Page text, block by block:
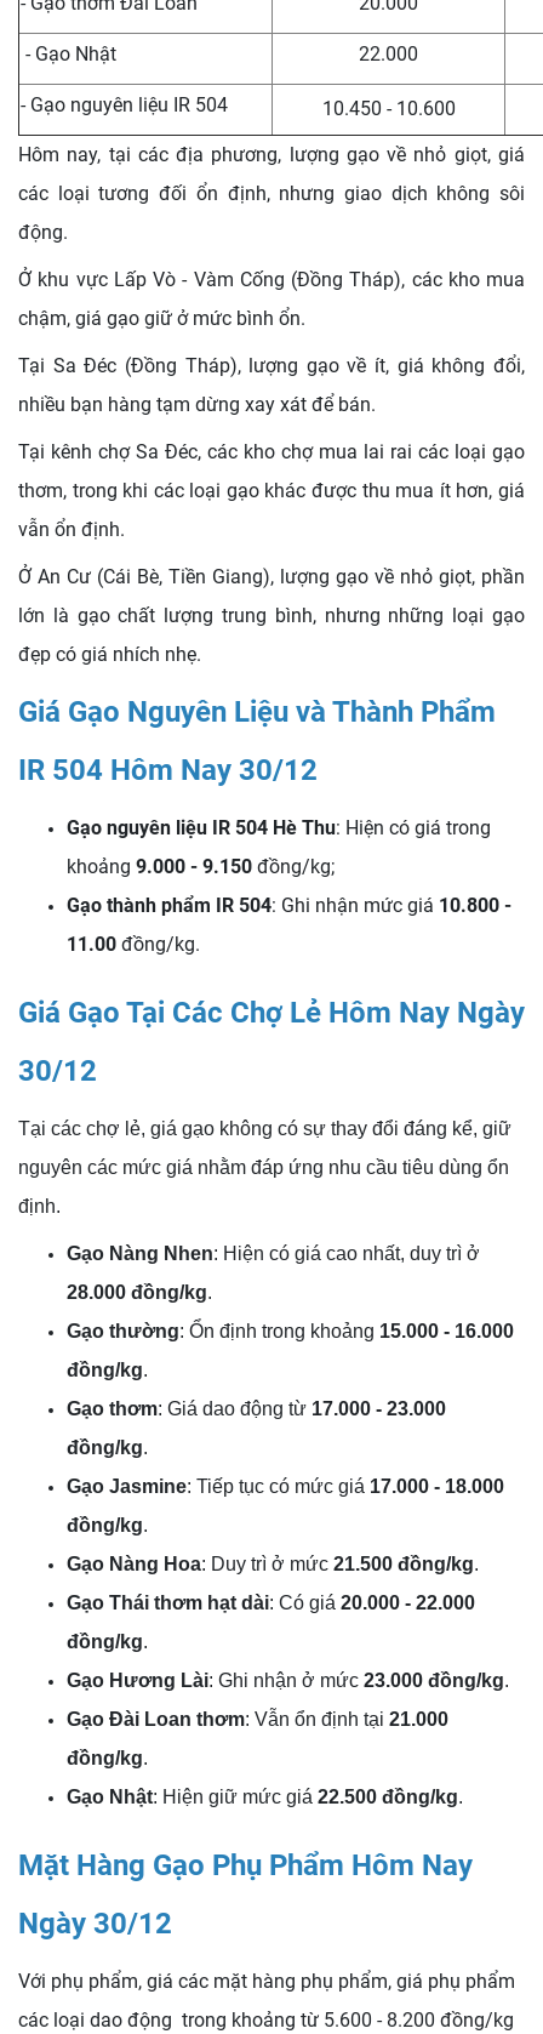
- Gạo Nhật 22.000
- Gạo nguyên liệu IR 504
10.450 - 10.600
Hôm nay, tại các địa phương, lượng gạo về nhỏ giọt, giá
các loại tương đối ổn định, nhưng giao dịch không sôi
động.
Ở khu vực Lấp Vò - Vàm Cống (Đồng Tháp), các kho mua
chậm, giá gạo giữ ở mức bình ổn.
Tại Sa Đéc (Đồng Tháp), lượng gạo về ít, giá không đổi,
nhiều bạn hàng tạm dừng xay xát để bán.
Tại kênh chợ Sa Đéc, các kho chợ mua lai rai các loại gạo
thơm, trong khi các loại gạo khác được thu mua ít hơn, giá
vẫn ổn định.
Ở An Cư (Cái Bè, Tiền Giang), lượng gạo về nhỏ giọt, phần
lớn là gạo chất lượng trung bình, nhưng những loại gạo
đẹp có giá nhích nhẹ.
Giá Gạo Nguyên Liệu và Thành Phẩm
IR 504 Hôm Nay 30/12
Gạo nguyên liệu IR 504 Hè Thu: Hiện có giá trong
khoảng 9.000 - 9.150 đồng/kg;
Gạo thành phẩm IR 504: Ghi nhận mức giá 10.800 -
11.00 đồng/kg.
Giá Gạo Tại Các Chợ Lẻ Hôm Nay Ngày
30/12
Tại các chợ lẻ, giá gạo không có sự thay đổi đáng kể, giữ
nguyên các mức giá nhằm đáp ứng nhu cầu tiêu dùng ổn
định.
Gạo Nàng Nhen: Hiện có giá cao nhất, duy trì ở
28.000 đồng/kg.
Gạo thường: Ổn định trong khoảng 15.000 - 16.000
đồng/kg.
Gạo thơm: Giá dao động từ 17.000 - 23.000
đồng/kg.
Gạo Jasmine: Tiếp tục có mức giá 17.000 - 18.000
đồng/kg.
Gạo Nàng Hoa: Duy trì ở mức 21.500 đồng/kg.
Gạo Thái thơm hạt dài: Có giá 20.000 - 22.000
đồng/kg.
Gạo Hương Lài: Ghi nhận ở mức 23.000 đồng/kg.
Gạo Đài Loan thơm: Vẫn ổn định tại 21.000
đồng/kg.
Gạo Nhật: Hiện giữ mức giá 22.500 đồng/kg.
Mặt Hàng Gạo Phụ Phẩm Hôm Nay
Ngày 30/12
Với phụ phẩm, giá các mặt hàng phụ phẩm, giá phụ phẩm
các loại dao động trong khoảng từ 5.600 - 8.200 đồng/kg